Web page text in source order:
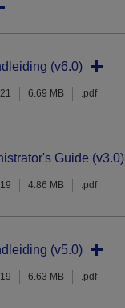
(v6.0)
6.69 MB .pdf
Guide (v3.0)
4.86 MB .pdf
(v5.0)
6.63 MB .pdf